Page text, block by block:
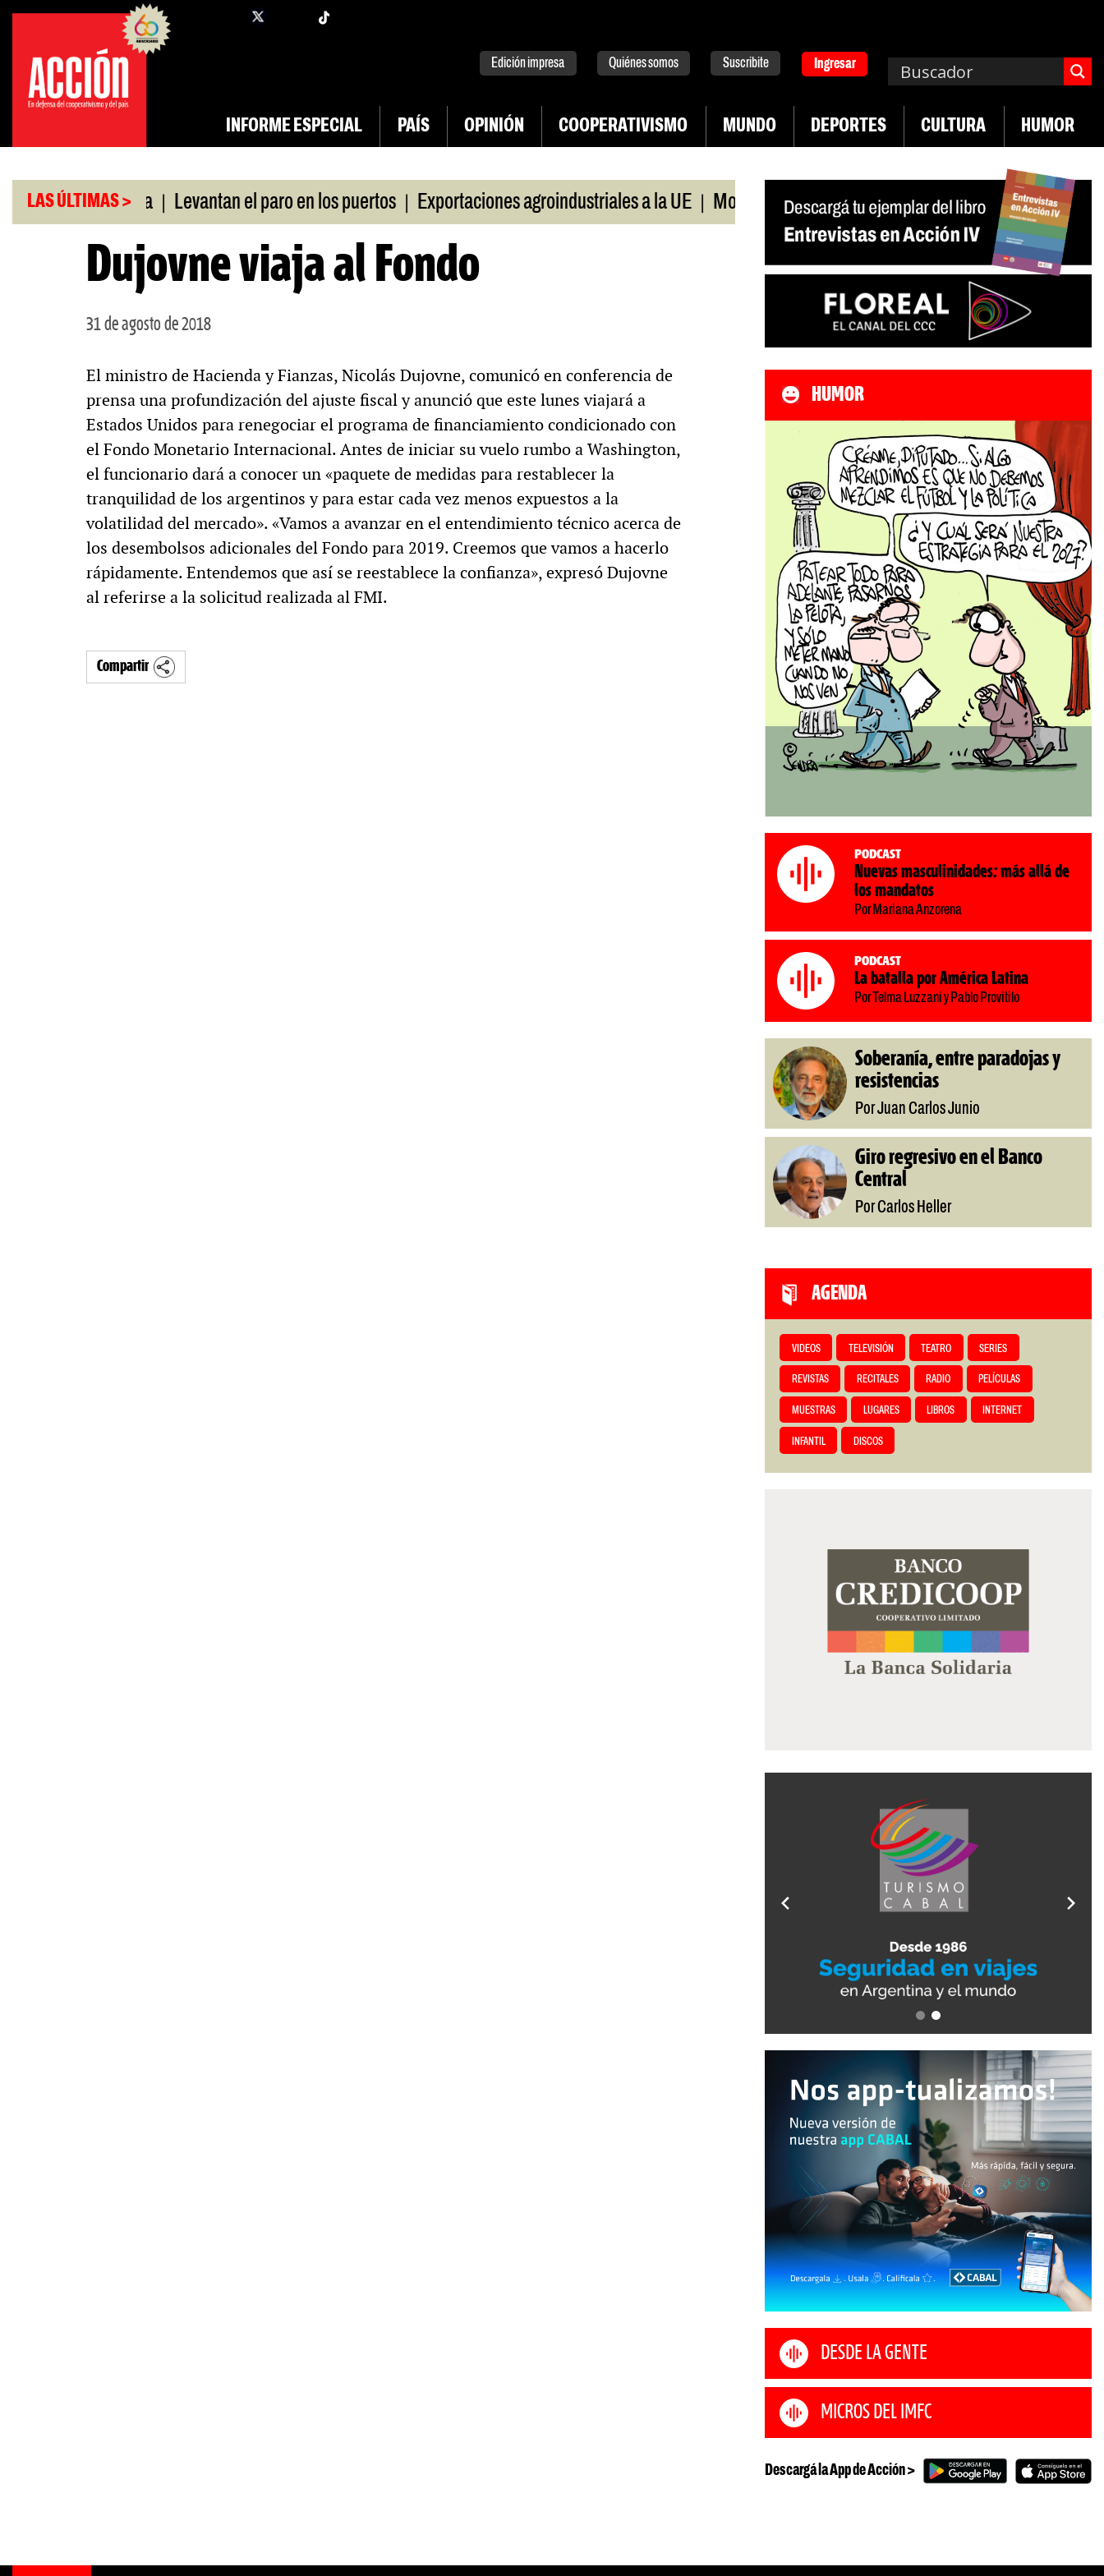
Saltar
contenido
facebook
Edición impresa Quiénes somos Suscribite Ingresar
INFORME ESPECIAL PAÍS OPINIÓN COOPERATIVISMO MUNDO DEPORTES CULTURA HUMOR
LAS ÚLTIMAS >
swap con China | Levantan el paro en los puertos | Exportaciones agroindustriales a la UE | Morosidad en jóvenes precarizados | Cae la actividad en
Dujovne viaja al Fondo
31 de agosto de 2018
El ministro de Hacienda y Fianzas, Nicolás Dujovne, comunicó en conferencia de
prensa una profundización del ajuste fiscal y anunció que este lunes viajará a
Estados Unidos para renegociar el programa de financiamiento condicionado con
el Fondo Monetario Internacional. Antes de iniciar su vuelo rumbo a Washington,
el funcionario dará a conocer un «paquete de medidas para restablecer la
tranquilidad de los argentinos y para estar cada vez menos expuestos a la
volatilidad del mercado». «Vamos a avanzar en el entendimiento técnico acerca de
los desembolsos adicionales del Fondo para 2019. Creemos que vamos a hacerlo
rápidamente. Entendemos que así se reestablece la confianza», expresó Dujovne
al referirse a la solicitud realizada al FMI.
Compartir
HUMOR
Podcast
Nuevas masculinidades: más allá de
los mandatos
Por Mariana Anzorena
Podcast
La batalla por América Latina
Por Telma Luzzani y Pablo Provitilo
Soberanía, entre paradojas y
resistencias
Por Juan Carlos Junio
Giro regresivo en el Banco
Central
Por Carlos Heller
AGENDA
VIDEOS TELEVISIÓN TEATRO SERIES
REVISTAS RECITALES RADIO PELÍCULAS
MUESTRAS LUGARES LIBROS INTERNET
INFANTIL DISCOS
DESDE LA GENTE
MICROS DEL IMFC
Descargá la App de Acción >